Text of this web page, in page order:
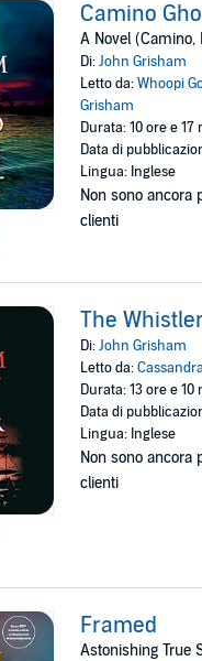
Camino
A Novel (Camino,
Di:John Grisham
Letto da:Whoopi
Grisham
Durata: 10 ore e 17
Data di
Lingua: Inglese
Non sono ancora
clienti
The Whistler
Di:John Grisham
Letto da:
Durata: 13 ore e 10
Data di
Lingua: Inglese
Non sono ancora
clienti
Framed
Astonishing True